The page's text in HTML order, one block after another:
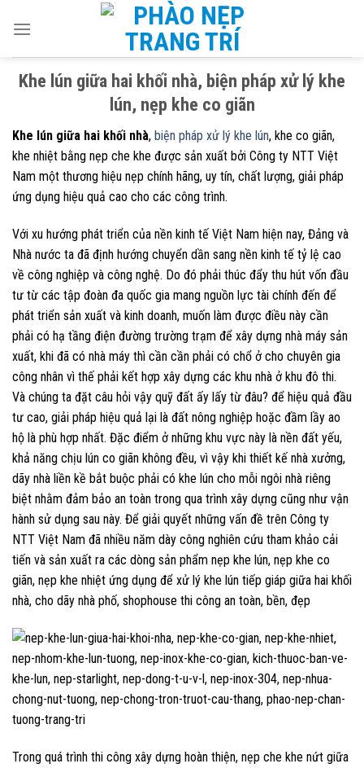
Khe lún giữa hai khối nhà, biện pháp xử lý khe
lún, nẹp khe co giãn
Khe lún giữa hai khối nhà, biện pháp xử lý khe lún, khe co giãn,
khe nhiệt bằng nẹp che khe được sản xuất bởi Công ty NTT Việt
Nam một thương hiệu nẹp chính hãng, uy tín, chất lượng, giải pháp
ứng dụng hiệu quả cao cho các công trình.
Với xu hướng phát triển của nền kinh tế Việt Nam hiện nay, Đảng và
Nhà nước ta đã định hướng chuyển dần sang nền kinh tế tỷ lệ cao
về công nghiệp và công nghệ. Do đó phải thúc đẩy thu hút vốn đầu
tư từ các tập đoàn đa quốc gia mang nguồn lực tài chính đến để
phát triển sản xuất và kinh doanh, muốn làm được điều này cần
phải có hạ tầng điện đường trường trạm để xây dựng nhà máy sản
xuất, khi đã có nhà máy thì cần cần phải có chổ ở cho chuyên gia
công nhân vì thế phải kết hợp xây dựng các khu nhà ở khu đô thi.
Và chúng ta đặt câu hỏi vậy quỹ đất ấy lấy từ đâu? để hiệu quả đầu
tư cao, giải pháp hiệu quả lại là đất nông nghiệp hoặc đầm lầy ao
hộ là phù hợp nhất. Đặc điểm ở những khu vực này là nền đất yếu,
khả năng chịu lún co giãn không đều, vì vậy khi thiết kế nhà xưởng,
dãy nhà liền kề bắt buộc phải có khe lún cho mỗi ngôi nhà riêng
biệt nhằm đảm bảo an toàn trong qua trình xây dựng cũng như vận
hành sử dụng sau này. Để giải quyết những vấn đề trên Công ty
NTT Việt Nam đã nhiều năm dày công nghiên cứu tham khảo cải
tiến và sản xuất ra các dòng sản phẩm nẹp khe lún, nẹp khe co
giãn, nẹp khe nhiệt ứng dụng để xử lý khe lún tiếp giáp giữa hai khối
nhà, cho dãy nhà phố, shophouse thi công an toàn, bền, đẹp
Trong quá trình thi công xây dựng hoàn thiện, nẹp che khe nứt giữa